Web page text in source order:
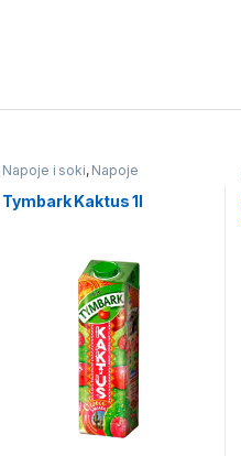
Napoje i soki, Napoje
Tymbark Kaktus 1l